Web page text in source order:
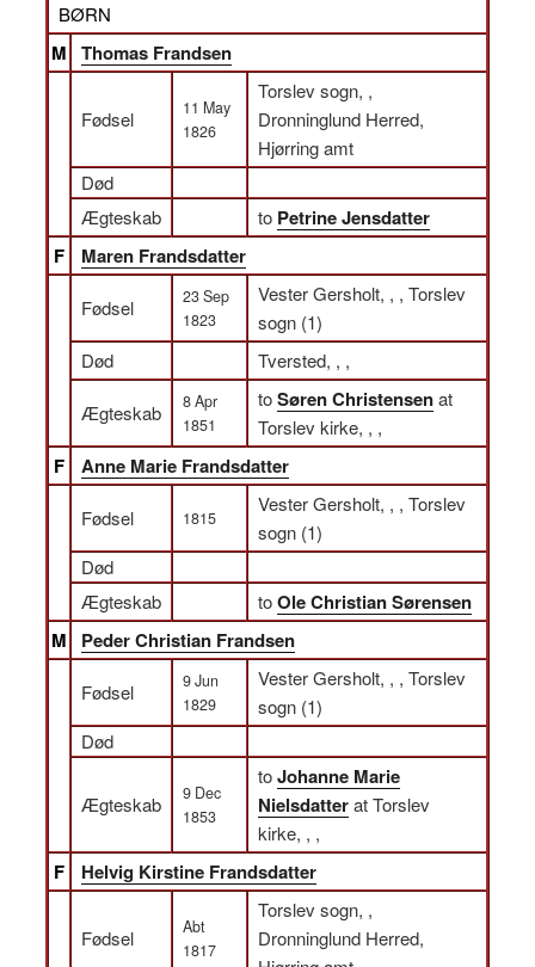
BØRN
M Thomas Frandsen
Fødsel
11 May
1826
Torslev sogn, ,
Dronninglund Herred,
Hjørring amt
Død
Ægteskab
to Petrine Jensdatter
F
Maren Frandsdatter
Fødsel
23 Sep
1823
Vester Gersholt, , , Torslev
sogn (1)
Død
Tversted, , ,
Ægteskab
8 Apr
1851
toSøren Christensenat
Torslev kirke, , ,
F Anne Marie Frandsdatter
Fødsel 1815
Vester Gersholt, , , Torslev
sogn (1)
Død
Ægteskab
toOle Christian Sørensen
M
Peder Christian Frandsen
Fødsel
9 Jun
1829
Vester Gersholt, , , Torslev
sogn (1)
Død
Ægteskab
9 Dec
1853
toJohanne Marie
Nielsdatterat Torslev
kirke, , ,
F Helvig Kirstine Frandsdatter
Fødsel
Abt
1817
Torslev sogn, ,
Dronninglund Herred,